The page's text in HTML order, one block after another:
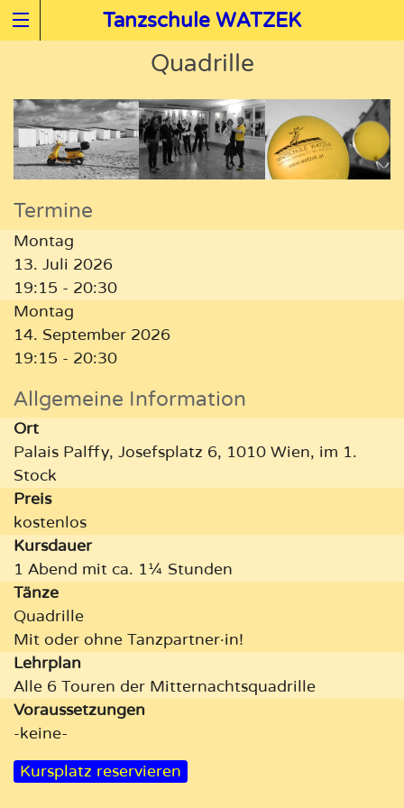
Tanzschule WATZEK
Quadrille
Termine
Montag
13. Juli 2026
19:15 - 20:30
Montag
14. September 2026
19:15 - 20:30
Allgemeine Information
Ort
Palais Palffy, Josefsplatz 6, 1010 Wien, im 1.
Stock
Preis
kostenlos
Kursdauer
1 Abend mit ca. 1¼ Stunden
Tänze
Quadrille
Mit oder ohne Tanzpartner·in!
Lehrplan
Alle 6 Touren der Mitternachtsquadrille
Vor­aus­setzungen
-keine-
Kursplatz reservieren